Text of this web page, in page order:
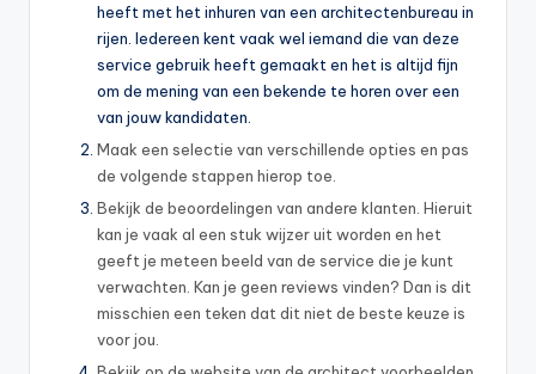
heeft met het inhuren van een architectenbureau in
rijen. Iedereen kent vaak wel iemand die van deze
service gebruik heeft gemaakt en het is altijd fijn
om de mening van een bekende te horen over een
van jouw kandidaten.
Maak een selectie van verschillende opties en pas
de volgende stappen hierop toe.
Bekijk de beoordelingen van andere klanten. Hieruit
kan je vaak al een stuk wijzer uit worden en het
geeft je meteen beeld van de service die je kunt
verwachten. Kan je geen reviews vinden? Dan is dit
misschien een teken dat dit niet de beste keuze is
voor jou.